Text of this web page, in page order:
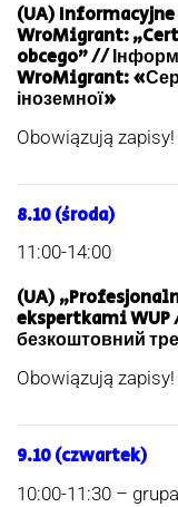
(UA)
WroMigrant:
obcego” //
WroMigrant:
іноземної»
Obowiązują zapisy!
8.10 (środa)
11:00-14:00
(UA)
ekspertkami WUP
безкоштовний
Obowiązują zapisy!
9.10 (czwartek)
10:00-11:30 –